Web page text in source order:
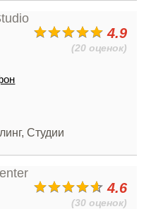
4.9
(20 оценок)
Студии
4.6
(30 оценок)